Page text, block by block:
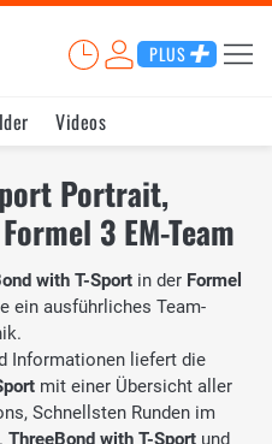
PLUS
Videos
Portrait,
3 EM-Team
with T-Sport in der Formel
ein ausführliches Team-
Informationen liefert die
mit einer Übersicht aller
Schnellsten Runden im
ThreeBond with T-Sport und